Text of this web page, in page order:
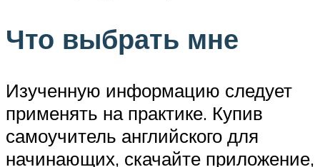
Что выбрать мне
Изученную информацию следует
применять на практике. Купив
самоучитель английского для
начинающих, скачайте приложение,